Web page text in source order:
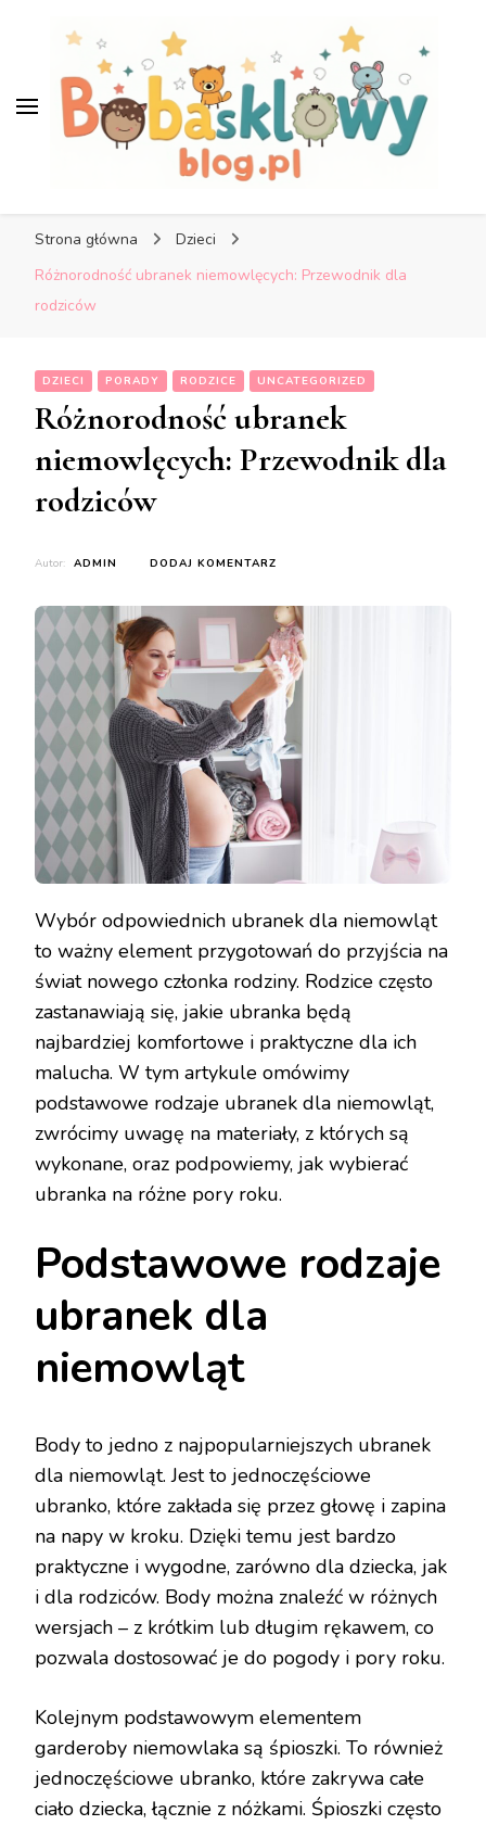
Bobaskowyblog.pl – Blog o
dzieciach i rodzicach
dzieciach i rodzicach
Strona główna
Dzieci
Różnorodność ubranek niemowlęcych: Przewodnik dla
rodziców
DZIECI PORADY RODZICE UNCATEGORIZED
Różnorodność ubranek
niemowlęcych: Przewodnik dla
rodziców
Autor: ADMIN DODAJ KOMENTARZ
NIEMOWLĘCYCH:
PRZEWODNIK
DLA
RODZICÓW
Wybór odpowiednich ubranek dla niemowląt
to ważny element przygotowań do przyjścia na
świat nowego członka rodziny. Rodzice często
zastanawiają się, jakie ubranka będą
najbardziej komfortowe i praktyczne dla ich
malucha. W tym artykule omówimy
podstawowe rodzaje ubranek dla niemowląt,
zwrócimy uwagę na materiały, z których są
wykonane, oraz podpowiemy, jak wybierać
ubranka na różne pory roku.
Podstawowe rodzaje
ubranek dla
niemowląt
Body to jedno z najpopularniejszych ubranek
dla niemowląt. Jest to jednoczęściowe
ubranko, które zakłada się przez głowę i zapina
na napy w kroku. Dzięki temu jest bardzo
praktyczne i wygodne, zarówno dla dziecka, jak
i dla rodziców. Body można znaleźć w różnych
wersjach – z krótkim lub długim rękawem, co
pozwala dostosować je do pogody i pory roku.
Kolejnym podstawowym elementem
garderoby niemowlaka są śpioszki. To również
jednoczęściowe ubranko, które zakrywa całe
ciało dziecka, łącznie z nóżkami. Śpioszki często